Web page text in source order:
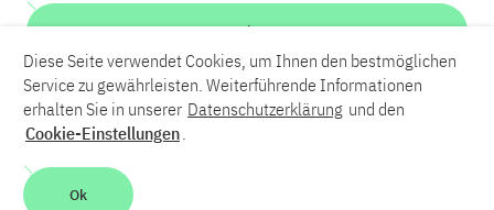
LinkedInBlueskyYouTube
Kontakt
Barrierefreiheit
Weiter
Diese Seite verwendet Cookies, um Ihnen den bestmöglichen
Service zu gewährleisten. Weiterführende Informationen
erhalten Sie in unserer Datenschutzerklärung und den
Cookie-Einstellungen.
Ok